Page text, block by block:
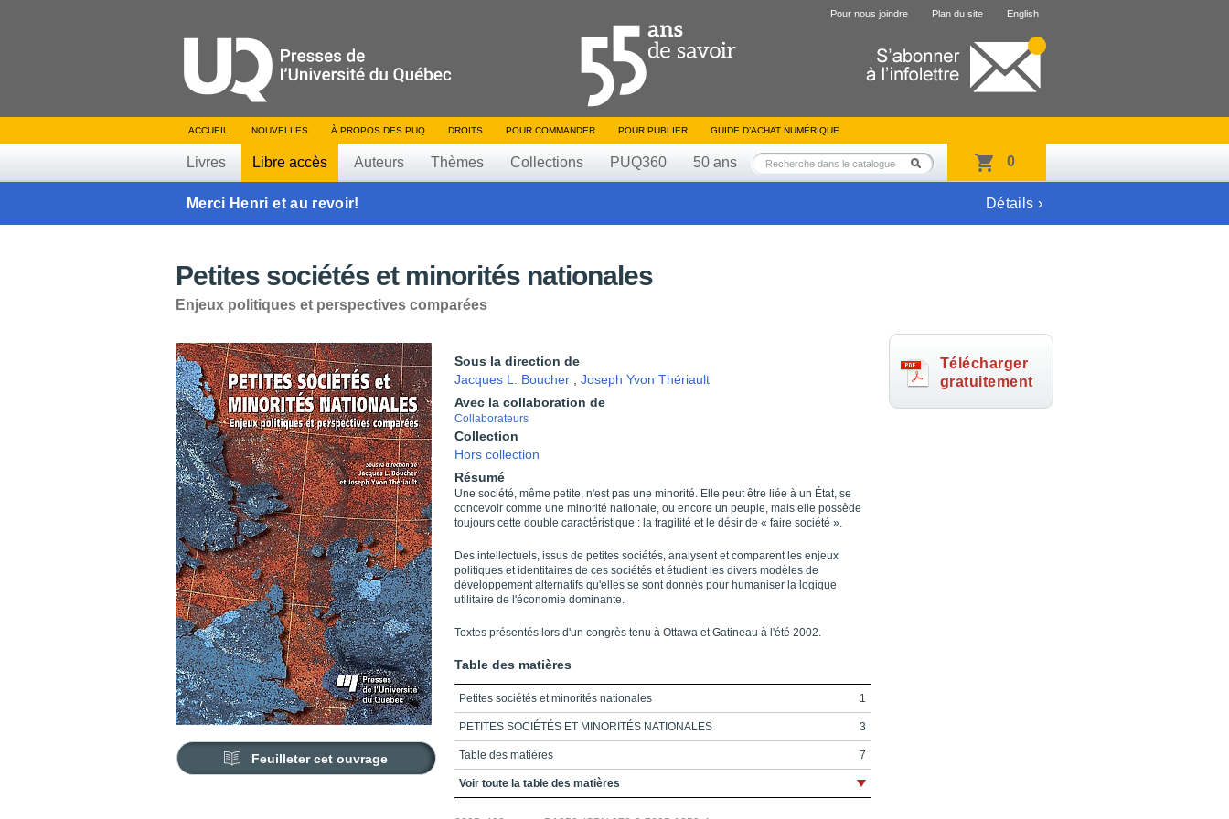
Pour nous joindre Plan du site English
ACCUEIL NOUVELLES À PROPOS DES PUQ DROITS POUR COMMANDER POUR PUBLIER GUIDE D’ACHAT NUMÉRIQUE
Livres Libre accès Auteurs Thèmes Collections PUQ360 50 ans 0
Merci Henri et au revoir! Détails ›
Petites sociétés et minorités nationales
Enjeux politiques et perspectives comparées
Feuilleter cet ouvrage
Sous la direction de
Jacques L. Boucher
Joseph Yvon Thériault
Avec la collaboration de
Collaborateurs
Collection
Hors collection
Résumé
Une société, même petite, n'est pas une minorité. Elle peut être liée à un État, se
concevoir comme une minorité nationale, ou encore un peuple, mais elle possède
toujours cette double caractéristique : la fragilité et le désir de « faire société ».
Des intellectuels, issus de petites sociétés, analysent et comparent les enjeux
politiques et identitaires de ces sociétés et étudient les divers modèles de
développement alternatifs qu'elles se sont donnés pour humaniser la logique
utilitaire de l'économie dominante.
Textes présentés lors d'un congrès tenu à Ottawa et Gatineau à l'été 2002.
Table des matières
Petites sociétés et minorités nationales 1
PETITES SOCIÉTÉS ET MINORITÉS NATIONALES 3
Table des matières 7
Préambule_Cosmopolitisme et petites sociétés 11
Voir toute la table des matières
Télécharger
gratuitement